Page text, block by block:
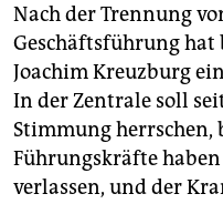
Nach der Trennung
Geschäftsführung hat
Joachim Kreuzburg
In der Zentrale soll
Stimmung herrschen,
Führungskräfte
verlassen, und der